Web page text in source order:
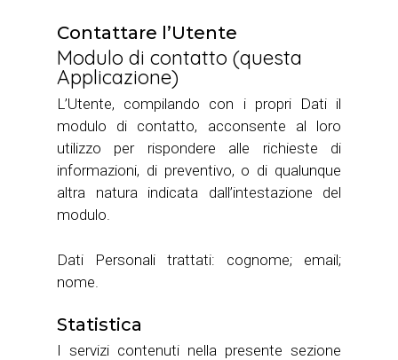
Contattare l’Utente
Modulo di contatto (questa
Applicazione)
L’Utente, compilando con i propri Dati il
modulo di contatto, acconsente al loro
utilizzo per rispondere alle richieste di
informazioni, di preventivo, o di qualunque
altra natura indicata dall’intestazione del
modulo.
Dati Personali trattati: cognome; email;
nome.
Statistica
I servizi contenuti nella presente sezione